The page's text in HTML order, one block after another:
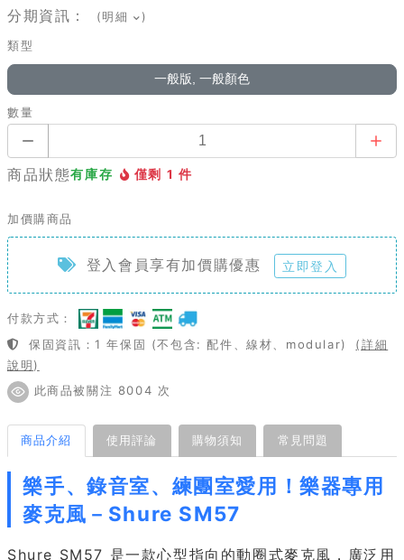
分期資訊： (明細 )
類型
一般版, 一般顏色
數量
商品狀態有庫存 僅剩 1 件
加價購商品
登入會員享有加價購優惠 立即登入
付款方式：
保固資訊：1 年保固 (不包含: 配件、線材、modular)
(詳細
說明)
此商品被關注 8004 次
商品介紹 使用評論 購物須知 常見問題
樂手、錄音室、練團室愛用！樂器專用
麥克風－Shure SM57
Shure SM57 是一款心型指向的動圈式麥克風，廣泛用